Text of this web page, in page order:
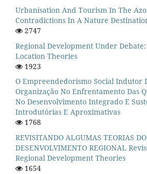
Urbanisation And Tourism In The
Contradictions In A Nature
2747
Regional Development Under
Location Theories
1923
O Empreendedorismo Social Indutor
Organização No Enfrentamento Das
No Desenvolvimento Integrado E
Introdutórias E Aproximativas
1768
REVISITANDO ALGUMAS TEORIAS DO
DESENVOLVIMENTO REGIONAL
Regional Development Theories
1654